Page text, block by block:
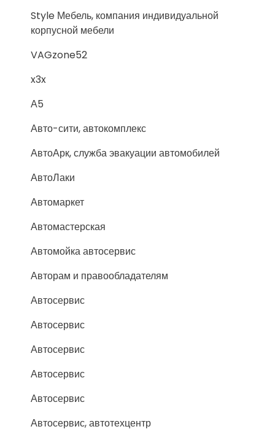
Style Мебель, компания индивидуальной
корпусной мебели
VAGzone52
x3x
А5
Авто-сити, автокомплекс
АвтоАрк, служба эвакуации автомобилей
АвтоЛаки
Автомаркет
Автомастерская
Автомойка автосервис
Авторам и правообладателям
Автосервис
Автосервис
Автосервис
Автосервис
Автосервис
Автосервис, автотехцентр